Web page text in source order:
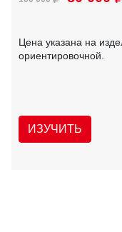
Цена указана на
ориентировочной.
ИЗУЧИТЬ